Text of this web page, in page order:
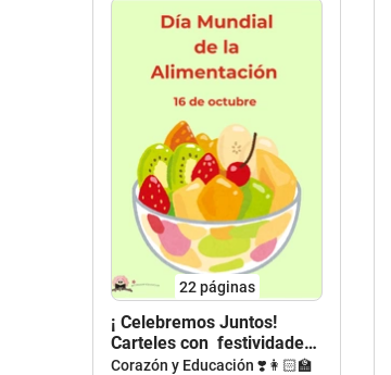
22páginas
¡ Celebremos Juntos!
Carteles con festividades
escolares
Corazón y Educación ❣️👩🏻‍🏫